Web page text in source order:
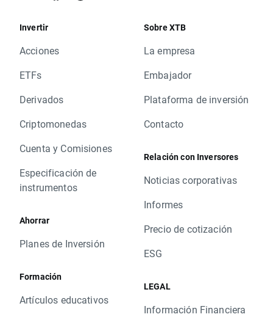
Invertir
Acciones
ETFs
Derivados
Criptomonedas
Cuenta y Comisiones
Especificación de
instrumentos
Ahorrar
Planes de Inversión
Formación
Artículos educativos
Sobre XTB
La empresa
Embajador
Plataforma de inversión
Contacto
Relación con Inversores
Noticias corporativas
Informes
Precio de cotización
ESG
LEGAL
Información Financiera